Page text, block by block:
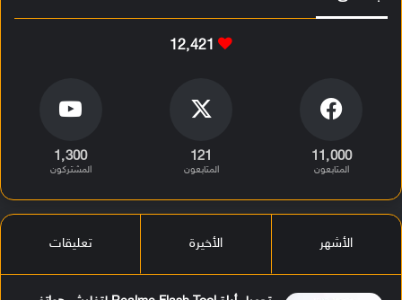
12٬421
11٬000
المتابعون
121
المتابعون
1٬300
المشتركون
الأشهر الأخيرة تعليقات